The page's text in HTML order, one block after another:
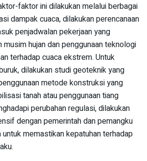
faktor ini dilakukan melalui berbagai
dampak cuaca, dilakukan perencanaan
penjadwalan pekerjaan yang
hujan dan penggunaan teknologi
terhadap cuaca ekstrem. Untuk
dilakukan studi geoteknik yang
metode konstruksi yang
tanah atau penggunaan tiang
perubahan regulasi, dilakukan
dengan pemerintah dan pemangku
memastikan kepatuhan terhadap